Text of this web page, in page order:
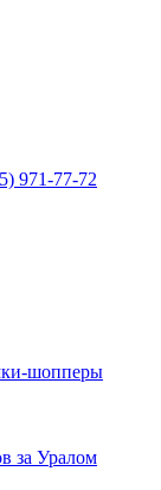
971-77-72
шопперы
за Уралом